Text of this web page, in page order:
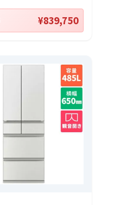
¥839,750